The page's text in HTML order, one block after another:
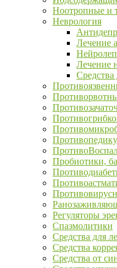
Ноотропные и
Неврология
Лечение
Лечение
Средства
Пробиотики,
Регуляторы
Спазмолитики
Средства для
Средства
Средства от